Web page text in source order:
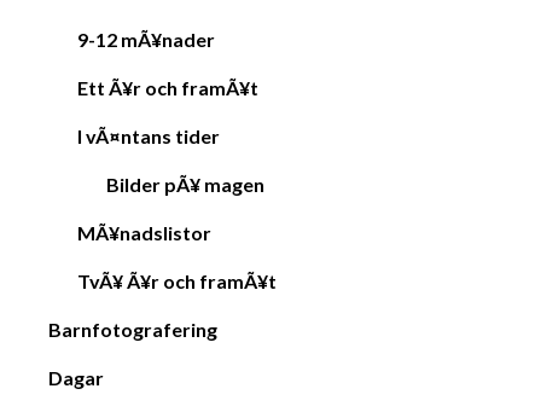
9-12 mÃ¥nader
Ett Ã¥r och framÃ¥t
I vÃ¤ntans tider
Bilder pÃ¥ magen
MÃ¥nadslistor
TvÃ¥ Ã¥r och framÃ¥t
Barnfotografering
Dagar